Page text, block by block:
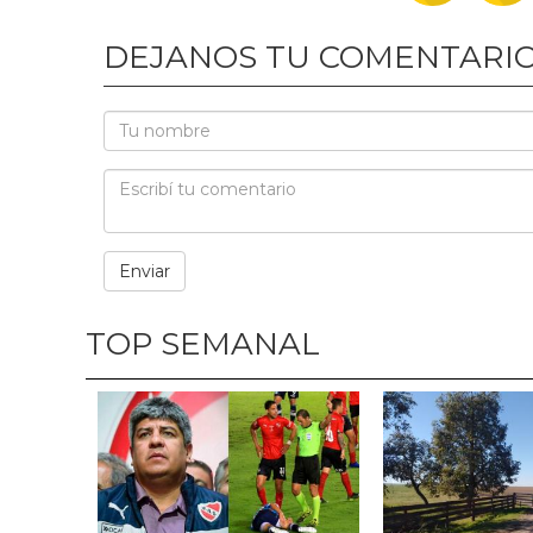
DEJANOS TU
TOP SEMANAL